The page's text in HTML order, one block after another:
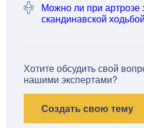
Можно ли при артрозе
скандинавской
Хотите обсудить свой
нашими экспертами?
Создать свою тему